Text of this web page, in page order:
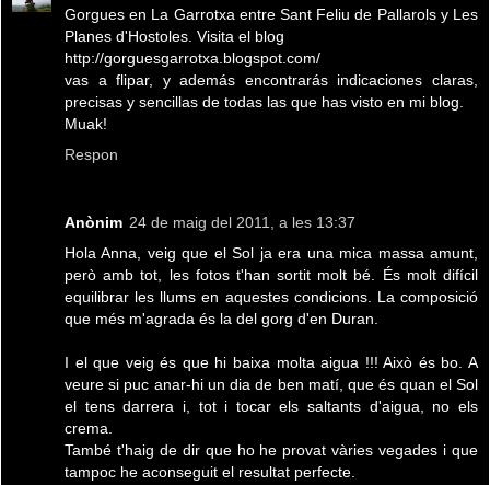
Gorgues en La Garrotxa entre Sant Feliu de Pallarols y Les
Planes d'Hostoles. Visita el blog
http://gorguesgarrotxa.blogspot.com/
vas a flipar, y además encontrarás indicaciones claras,
precisas y sencillas de todas las que has visto en mi blog.
Muak!
Respon
Anònim 24 de maig del 2011, a les 13:37
Hola Anna, veig que el Sol ja era una mica massa amunt,
però amb tot, les fotos t'han sortit molt bé. És molt difícil
equilibrar les llums en aquestes condicions. La composició
que més m'agrada és la del gorg d'en Duran.
I el que veig és que hi baixa molta aigua !!! Això és bo. A
veure si puc anar-hi un dia de ben matí, que és quan el Sol
el tens darrera i, tot i tocar els saltants d'aigua, no els
crema.
També t'haig de dir que ho he provat vàries vegades i que
tampoc he aconseguit el resultat perfecte.